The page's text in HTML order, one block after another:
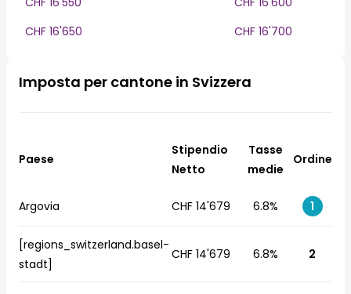
CHF 16'650
CHF 16'700
Imposta per cantone in Svizzera
Paese
Stipendio
Netto
Tasse
medie
Ordine
Argovia CHF 14'679 6.8% 1
[regions_switzerland.basel-
stadt]
CHF 14'679 6.8% 2